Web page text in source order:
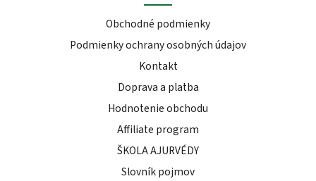
Obchodné podmienky
Podmienky ochrany osobných údajov
Kontakt
Doprava a platba
Hodnotenie obchodu
Affiliate program
ŠKOLA AJURVÉDY
Slovník pojmov